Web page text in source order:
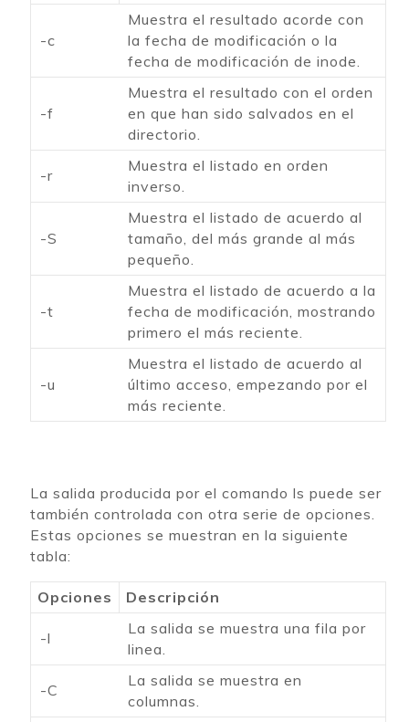
-c
Muestra el resultado acorde con
la fecha de modificación o la
fecha de modificación de inode.
-f
Muestra el resultado con el orden
en que han sido salvados en el
directorio.
-r
Muestra el listado en orden
inverso.
-S
Muestra el listado de acuerdo al
tamaño, del más grande al más
pequeño.
-t
Muestra el listado de acuerdo a la
fecha de modificación, mostrando
primero el más reciente.
-u
Muestra el listado de acuerdo al
último acceso, empezando por el
más reciente.
La salida producida por el comando ls puede ser
también controlada con otra serie de opciones.
Estas opciones se muestran en la siguiente
tabla:
Opciones Descripción
-l
La salida se muestra una fila por
linea.
-C
La salida se muestra en
columnas.